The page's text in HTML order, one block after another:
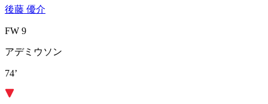
後藤 優介
FW 9
アデミウソン
74’